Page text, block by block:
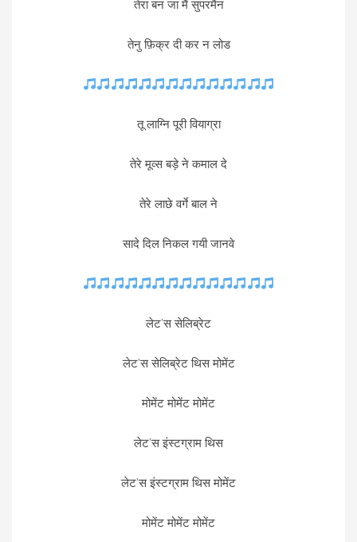
तेरा बन जा मैं सुपरमैन
तेनु फ़िक्र दी कर न लोड
तू लाग्नि पूरी वियाग्रा
तेरे मूव्स बड़े ने कमाल दे
तेरे लाछे वर्गे बाल ने
सादे दिल निकल गयी जानवे
लेट’स सेलिब्रेट
लेट’स सेलिब्रेट थिस मोमेंट
मोमेंट मोमेंट मोमेंट
लेट’स इंस्टग्राम थिस
लेट’स इंस्टग्राम थिस मोमेंट
मोमेंट मोमेंट मोमेंट